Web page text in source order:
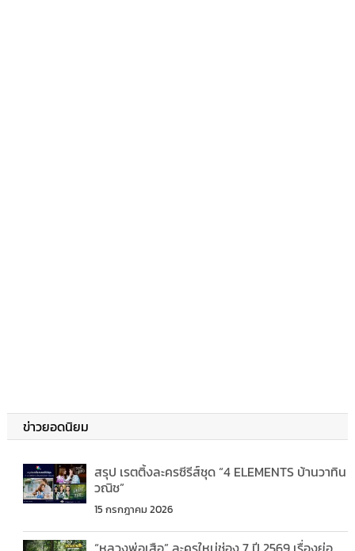
ข่าวยอดนิยม
สรุป เรตติ้งละครซีรีส์ชุด “4 ELEMENTS บ้านวาทิน
วณิช”
15 กรกฎาคม 2026